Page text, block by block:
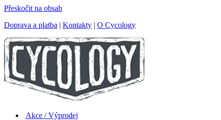
Přeskočit na obsah
Doprava a platba | Kontakty | O Cycology
Akce / Výprodej